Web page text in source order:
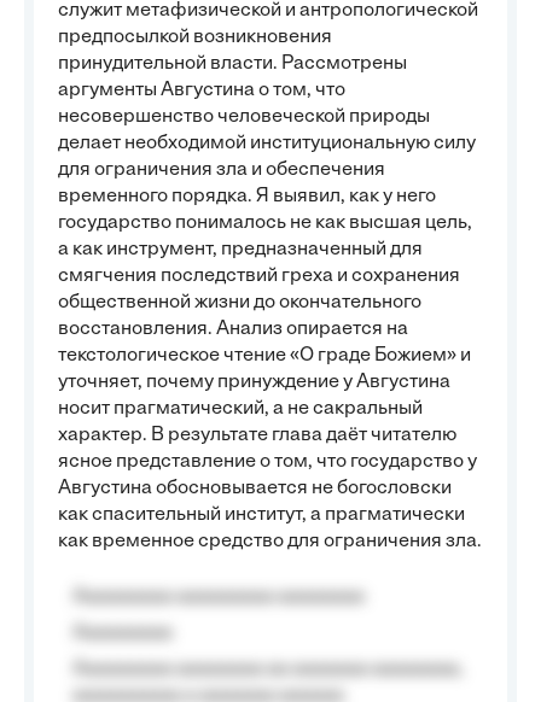
служит метафизической и антропологической
предпосылкой возникновения
принудительной власти. Рассмотрены
аргументы Августина о том, что
несовершенство человеческой природы
делает необходимой институциональную силу
для ограничения зла и обеспечения
временного порядка. Я выявил, как у него
государство понималось не как высшая цель,
а как инструмент, предназначенный для
смягчения последствий греха и сохранения
общественной жизни до окончательного
восстановления. Анализ опирается на
текстологическое чтение «О граде Божием» и
уточняет, почему принуждение у Августина
носит прагматический, а не сакральный
характер. В результате глава даёт читателю
ясное представление о том, что государство у
Августина обосновывается не богословски
как спасительный институт, а прагматически
как временное средство для ограничения зла.